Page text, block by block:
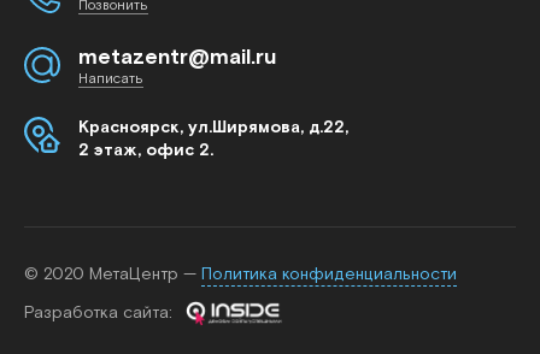
Позвонить
metazentr@mail.ru
Написать
Красноярск, ул.Ширямова, д.22,
2 этаж, офис 2.
© 2020 МетаЦентр — Политика конфиденциальности
Разработка cайта: